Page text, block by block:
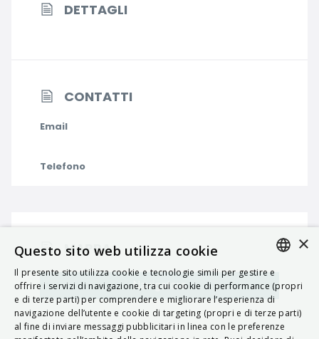
DETTAGLI
CONTATTI
Email
Telefono
MAPPA
Navigatore ITALIAN
ENGLISH
FRENCH
×
Questo sito web utilizza cookie
Il presente sito utilizza cookie e tecnologie simili per gestire e
offrire i servizi di navigazione, tra cui cookie di performance (propri
e di terze parti) per comprendere e migliorare l’esperienza di
navigazione dell’utente e cookie di targeting (propri e di terze parti)
al fine di inviare messaggi pubblicitari in linea con le preferenze